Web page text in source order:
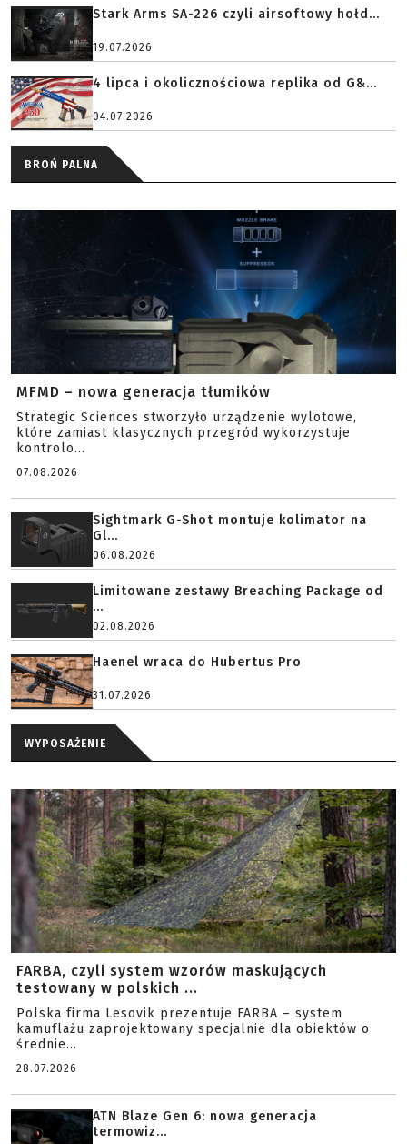
Stark Arms SA-226 czyli airsoftowy hołd...
19.07.2026
4 lipca i okolicznościowa replika od G&...
04.07.2026
BROŃ PALNA
MFMD – nowa generacja tłumików
Strategic Sciences stworzyło urządzenie wylotowe,
które zamiast klasycznych przegród wykorzystuje
kontrolo...
07.08.2026
Sightmark G-Shot montuje kolimator na
Gl...
06.08.2026
Limitowane zestawy Breaching Package od
...
02.08.2026
Haenel wraca do Hubertus Pro
31.07.2026
WYPOSAŻENIE
FARBA, czyli system wzorów maskujących
testowany w polskich ...
Polska firma Lesovik prezentuje FARBA – system
kamuflażu zaprojektowany specjalnie dla obiektów o
średnie...
28.07.2026
ATN Blaze Gen 6: nowa generacja
termowiz...